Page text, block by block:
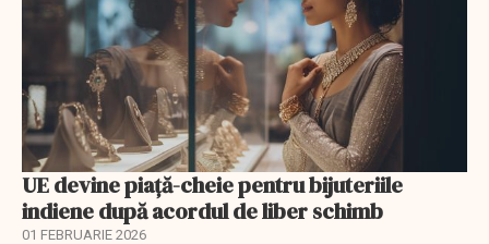
UE devine piață-cheie pentru bijuteriile
indiene după acordul de liber schimb
01 FEBRUARIE 2026